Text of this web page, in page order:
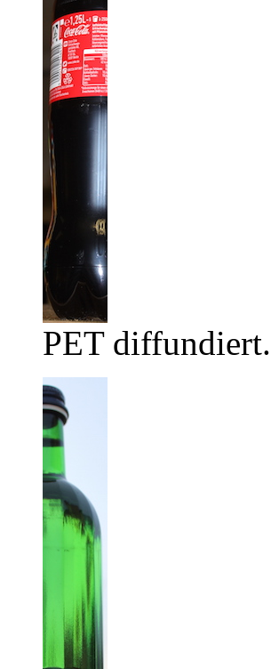
PET diffundiert.